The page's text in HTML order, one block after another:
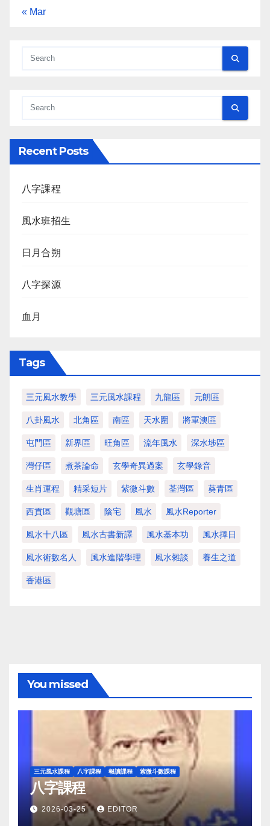
« Mar
Recent Posts
八字課程
風水班招生
日月合朔
八字探源
血月
Tags
三元風水教學 三元風水課程 九龍區 元朗區
八卦風水 北角區 南區 天水圍 將軍澳區
屯門區 新界區 旺角區 流年風水 深水埗區
灣仔區 煮茶論命 玄學奇異過案 玄學錄音
生肖運程 精采短片 紫微斗數 荃灣區 葵青區
西貢區 觀塘區 陰宅 風水 風水Reporter
風水十八區 風水古書新譯 風水基本功 風水擇日
風水術數名人 風水進階學理 風水雜談 養生之道
香港區
You missed
三元風水課程 八字課程 報讀課程 紫微斗數課程
八字課程
2026-03-25 EDITOR